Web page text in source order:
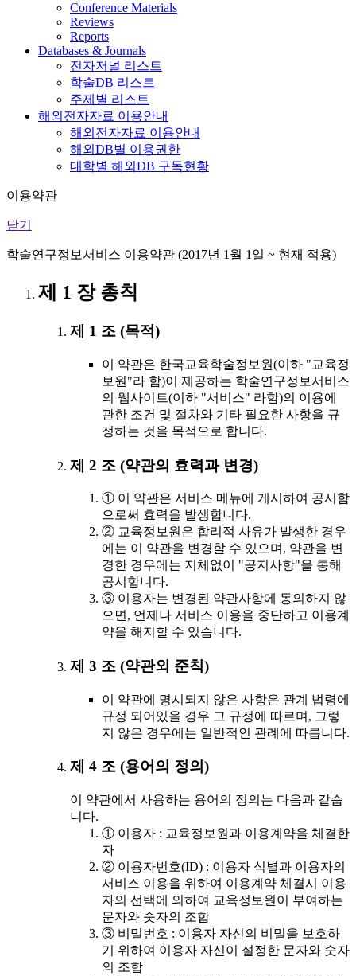
Conference Materials
Reviews
Reports
Databases & Journals
전자저널 리스트
학술DB 리스트
주제별 리스트
해외전자자료 이용안내
해외전자자료 이용안내
해외DB별 이용권한
대학별 해외DB 구독현황
이용약관
닫기
학술연구정보서비스 이용약관 (2017년 1월 1일 ~ 현재 적용)
제 1 장 총칙
제 1 조 (목적)
이 약관은 한국교육학술정보원(이하 "교육정
보원"라 함)이 제공하는 학술연구정보서비스
의 웹사이트(이하 "서비스" 라함)의 이용에
관한 조건 및 절차와 기타 필요한 사항을 규
정하는 것을 목적으로 합니다.
제 2 조 (약관의 효력과 변경)
① 이 약관은 서비스 메뉴에 게시하여 공시함
으로써 효력을 발생합니다.
② 교육정보원은 합리적 사유가 발생한 경우
에는 이 약관을 변경할 수 있으며, 약관을 변
경한 경우에는 지체없이 "공지사항"을 통해
공시합니다.
③ 이용자는 변경된 약관사항에 동의하지 않
으면, 언제나 서비스 이용을 중단하고 이용계
약을 해지할 수 있습니다.
제 3 조 (약관외 준칙)
이 약관에 명시되지 않은 사항은 관계 법령에
규정 되어있을 경우 그 규정에 따르며, 그렇
지 않은 경우에는 일반적인 관례에 따릅니다.
제 4 조 (용어의 정의)
이 약관에서 사용하는 용어의 정의는 다음과 같습
니다.
① 이용자 : 교육정보원과 이용계약을 체결한
자
② 이용자번호(ID) : 이용자 식별과 이용자의
서비스 이용을 위하여 이용계약 체결시 이용
자의 선택에 의하여 교육정보원이 부여하는
문자와 숫자의 조합
③ 비밀번호 : 이용자 자신의 비밀을 보호하
기 위하여 이용자 자신이 설정한 문자와 숫자
의 조합